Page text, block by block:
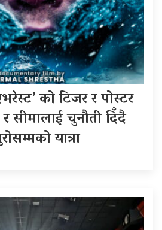
को टिजर र पोस्टर
सीमालाई चुनौती दिँदै
यात्रा